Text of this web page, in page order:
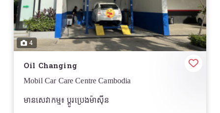
4
Oil Changing
Mobil Car Care Centre Cambodia
មានសេវាកម្ម៖ ប្តូរប្រេងម៉ាសុីន